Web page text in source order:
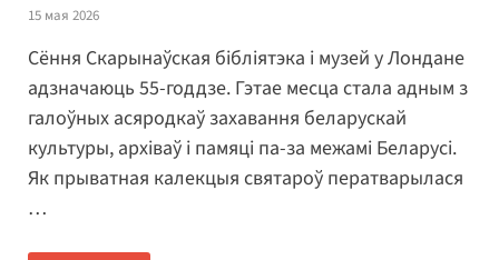
15 мая 2026
Сёння Скарынаўская бібліятэка і музей у Лондане
адзначаюць 55-годдзе. Гэтае месца стала адным з
галоўных асяродкаў захавання беларускай
культуры, архіваў і памяці па-за межамі Беларусі.
Як прыватная калекцыя святароў ператварылася
…